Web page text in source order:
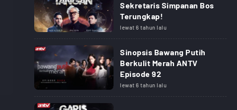
Sekretaris Simpanan Bos
Terungkap!
lewat 6 tahun lalu
Sinopsis Bawang Putih
Berkulit Merah ANTV
Episode 92
lewat 6 tahun lalu